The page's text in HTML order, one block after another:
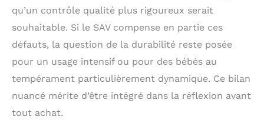
terme –
Contrairement aux
tissu, ce parc en bois
de qualité supérieure
est conçu pour
grandir avec votre
famille. Sa
qu’un contrôle qualité plus rigoureux serait
souhaitable. Si le SAV compense en partie ces
défauts, la question de la durabilité reste posée
pour un usage intensif ou pour des bébés au
tempérament particulièrement dynamique. Ce bilan
nuancé mérite d’être intégré dans la réflexion avant
tout achat.